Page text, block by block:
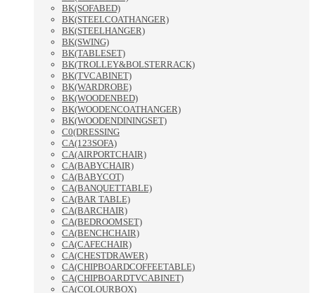
BK(SOFABED)
BK(STEELCOATHANGER)
BK(STEELHANGER)
BK(SWING)
BK(TABLESET)
BK(TROLLEY&BOLSTERRACK)
BK(TVCABINET)
BK(WARDROBE)
BK(WOODENBED)
BK(WOODENCOATHANGER)
BK(WOODENDININGSET)
C0(DRESSING
CA(123SOFA)
CA(AIRPORTCHAIR)
CA(BABYCHAIR)
CA(BABYCOT)
CA(BANQUETTABLE)
CA(BAR TABLE)
CA(BARCHAIR)
CA(BEDROOMSET)
CA(BENCHCHAIR)
CA(CAFECHAIR)
CA(CHESTDRAWER)
CA(CHIPBOARDCOFFEETABLE)
CA(CHIPBOARDTVCABINET)
CA(COLOURBOX)